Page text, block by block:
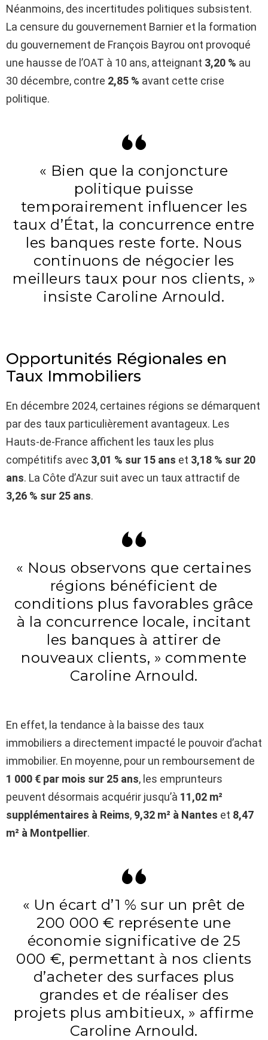
Néanmoins, des incertitudes politiques subsistent.
La censure du gouvernement Barnier et la formation
du gouvernement de François Bayrou ont provoqué
une hausse de l’OAT à 10 ans, atteignant 3,20 % au
30 décembre, contre 2,85 % avant cette crise
politique.
« Bien que la conjoncture
politique puisse
temporairement influencer les
taux d’État, la concurrence entre
les banques reste forte. Nous
continuons de négocier les
meilleurs taux pour nos clients, »
insiste Caroline Arnould.
Opportunités Régionales en
Taux Immobiliers
En décembre 2024, certaines régions se démarquent
par des taux particulièrement avantageux. Les
Hauts-de-France affichent les taux les plus
compétitifs avec 3,01 % sur 15 ans et 3,18 % sur 20
ans. La Côte d’Azur suit avec un taux attractif de
3,26 % sur 25 ans.
« Nous observons que certaines
régions bénéficient de
conditions plus favorables grâce
à la concurrence locale, incitant
les banques à attirer de
nouveaux clients, » commente
Caroline Arnould.
En effet, la tendance à la baisse des taux
immobiliers a directement impacté le pouvoir d’achat
immobilier. En moyenne, pour un remboursement de
1 000 € par mois sur 25 ans, les emprunteurs
peuvent désormais acquérir jusqu’à 11,02 m²
supplémentaires à Reims, 9,32 m² à Nantes et 8,47
m² à Montpellier.
« Un écart d’1 % sur un prêt de
200 000 € représente une
économie significative de 25
000 €, permettant à nos clients
d’acheter des surfaces plus
grandes et de réaliser des
projets plus ambitieux, » affirme
Caroline Arnould.